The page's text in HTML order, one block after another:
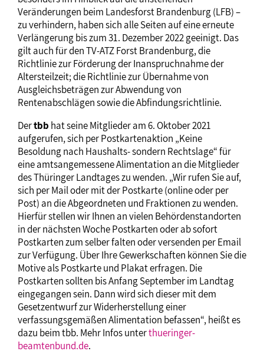
Veränderungen beim Landesforst Brandenburg (LFB) –
zu verhindern, haben sich alle Seiten auf eine erneute
Verlängerung bis zum 31. Dezember 2022 geeinigt. Das
gilt auch für den TV-ATZ Forst Brandenburg, die
Richtlinie zur Förderung der Inanspruchnahme der
Altersteilzeit; die Richtlinie zur Übernahme von
Ausgleichsbeträgen zur Abwendung von
Rentenabschlägen sowie die Abfindungsrichtlinie.
Dertbb hat seine Mitglieder am 6. Oktober 2021
aufgerufen, sich per Postkartenaktion „Keine
Besoldung nach Haushalts- sondern Rechtslage“ für
eine amtsangemessene Alimentation an die Mitglieder
des Thüringer Landtages zu wenden. „Wir rufen Sie auf,
sich per Mail oder mit der Postkarte (online oder per
Post) an die Abgeordneten und Fraktionen zu wenden.
Hierfür stellen wir Ihnen an vielen Behördenstandorten
in der nächsten Woche Postkarten oder ab sofort
Postkarten zum selber falten oder versenden per Email
zur Verfügung. Über Ihre Gewerkschaften können Sie die
Motive als Postkarte und Plakat erfragen. Die
Postkarten sollten bis Anfang September im Landtag
eingegangen sein. Dann wird sich dieser mit dem
Gesetzentwurf zur Widerherstellung einer
verfassungsgemäßen Alimentation befassen“, heißt es
dazu beim tbb. Mehr Infos unterthueringer-
beamtenbund.de.